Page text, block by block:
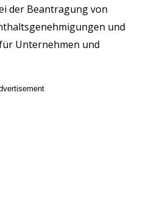
der Beantragung von
und
Unternehmen und